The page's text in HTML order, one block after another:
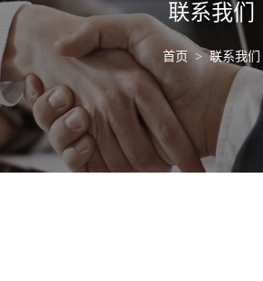
联系我们
首页 > 联系我们